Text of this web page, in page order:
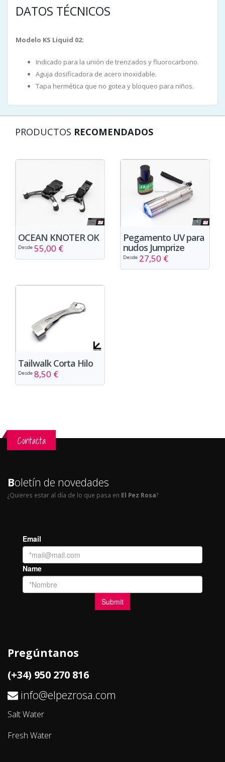
DATOS TÉCNICOS
Modelo KS Liquid 02:
Indicado para la unión de trenzados y fluorocarbono.
Aguja dosificadora de acero inoxidable.
Tapa hermética que no gotea y bloqueo para niños.
PRODUCTOS RECOMENDADOS
OCEAN KNOTER OK
Desde 55,00 €
Pegamento UV para
nudos Jumprize
Desde 27,50 €
Tailwalk Corta Hilo
Desde 8,50 €
Contacta
Boletín de novedades
¿Quieres estar al día de lo que pasa en El Pez Rosa?
Pregúntanos
(+34) 950 270 816
info@elpezrosa.com
Salt Water
Fresh Water